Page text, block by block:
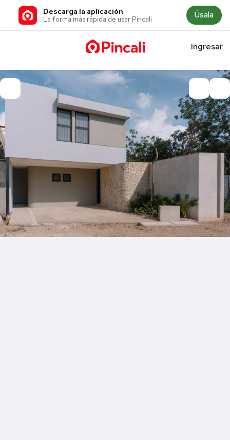
Descarga la aplicación
La forma más rápida de usar Pincali Úsala
Ingresar